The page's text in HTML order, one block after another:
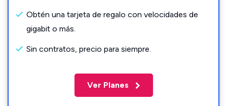
Obtén una tarjeta de regalo con velocidades de
gigabit o más.
Sin contratos, precio para siempre.
Ver Planes